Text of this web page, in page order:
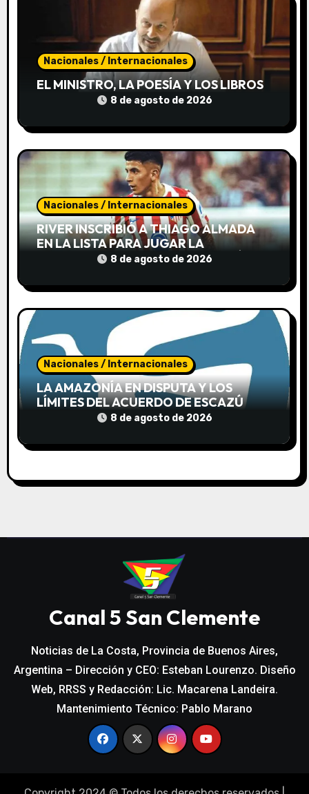
n
t
r
a
d
s
Nacionales / Internacionales
EL MINISTRO, LA POESÍA Y LOS LIBROS
8 de agosto de 2026
Nacionales / Internacionales
RIVER INSCRIBIÓ A THIAGO ALMADA
EN LA LISTA PARA JUGAR LA
SUDAMERICANA AUNQUE TODAVÍA NO
8 de agosto de 2026
Nacionales / Internacionales
LA AMAZONÍA EN DISPUTA Y LOS
LÍMITES DEL ACUERDO DE ESCAZÚ
8 de agosto de 2026
Canal 5 San Clemente
Noticias de La Costa, Provincia de Buenos Aires,
Argentina – Dirección y CEO: Esteban Lourenzo. Diseño
Web, RRSS y Redacción: Lic. Macarena Landeira.
Mantenimiento Técnico: Pablo Marano